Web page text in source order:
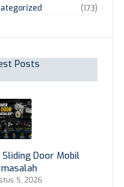
(173)
Posts
Door Mobil
5, 2026